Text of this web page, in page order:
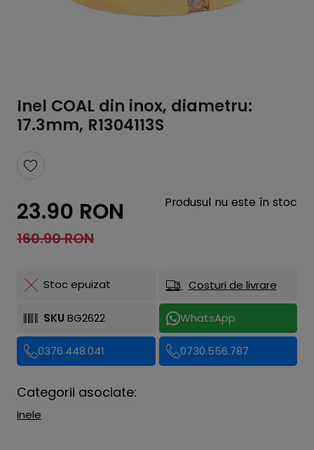
Inel COAL din inox, diametru:
17.3mm, R1304113S
23.90 RON
160.90 RON
Produsul nu este în stoc
Stoc epuizat Costuri de livrare
SKU BG2622 WhatsApp
0376.448.041 0730.556.787
Categorii asociate:
Inele